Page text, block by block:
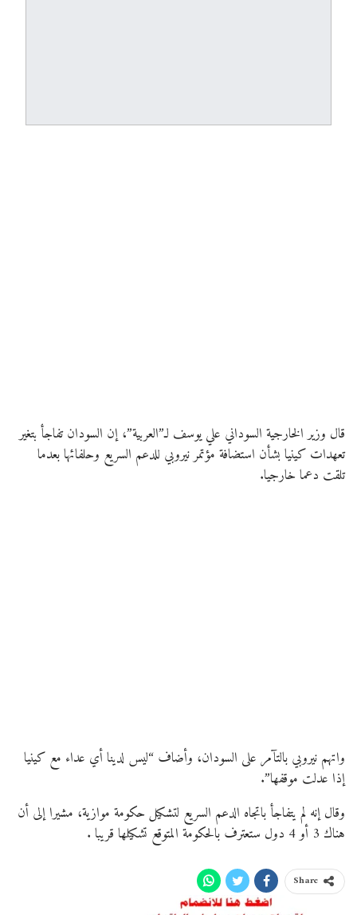
قال وزير الخارجية السوداني علي يوسف لـ”العربية”، إن السودان تفاجأ بتغير
تعهدات كينيا بشأن استضافة مؤتمر نيروبي للدعم السريع وحلفائها بعدما
تلقت دعما خارجيا.
واتهم نيروبي بالتآمر على السودان، وأضاف “ليس لدينا أي عداء مع كينيا
إذا عدلت موقفها”.
وقال إنه لم يتفاجأ باتجاه الدعم السريع لتشكيل حكومة موازية، مشيرا إلى أن
هناك 3 أو 4 دول ستعترف بالحكومة المتوقع تشكيلها قريبا .
Share